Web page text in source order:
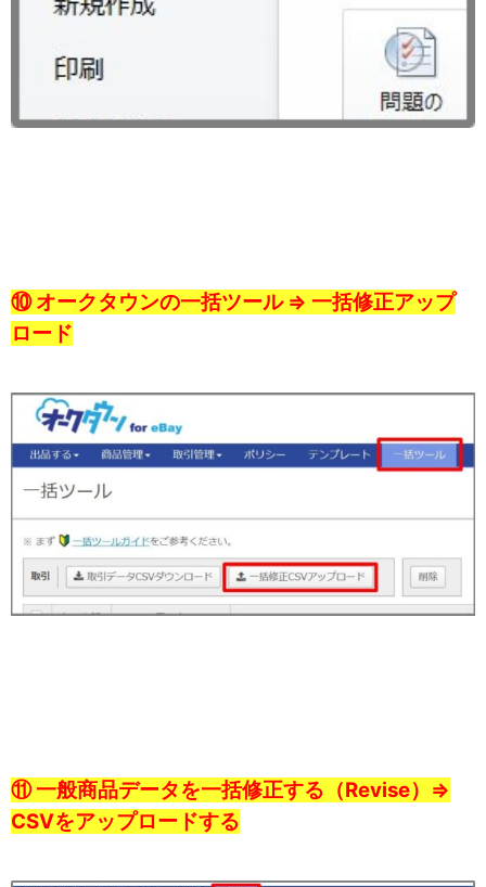
⑩ オークタウンの一括ツール ⇒ 一括修正アップ
ロード
⑪ 一般商品データを一括修正する（Revise）⇒
CSVをアップロードする